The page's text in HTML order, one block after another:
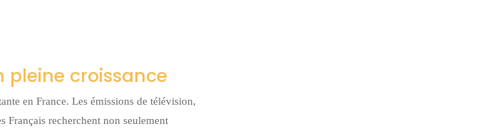
pleine croissance
en France. Les émissions de télévision,
Français recherchent non seulement